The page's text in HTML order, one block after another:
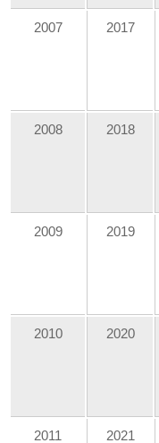
2007 2017
2008 2018
2009 2019
2010 2020
2011 2021